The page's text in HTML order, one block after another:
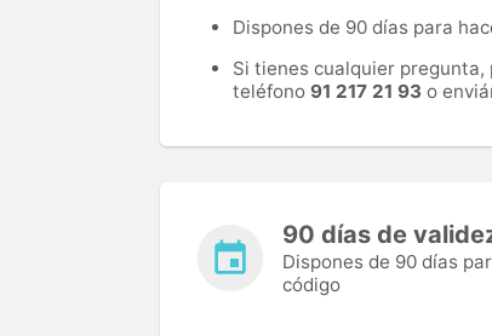
Dispones de 90 días para
Si tienes cualquier
teléfono 91 217 21 93 o
90 días de
Dispones de 90 días
código